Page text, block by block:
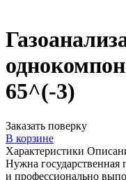
65^(-3)
Заказать поверку
В корзине
Характеристики
Нужна
и профессионально